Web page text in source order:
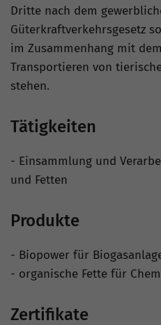
Dritte nach dem
Güterkraftverkehrsgesetz
im Zusammenhang mit
Transportieren von
stehen.
Tätigkeiten
- Einsammlung und
und Fetten
Produkte
- Biopower für
- organische Fette für
Zertifikate